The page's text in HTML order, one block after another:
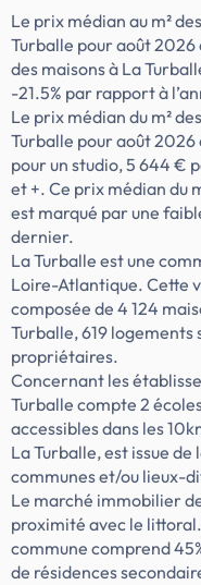
village de
fin, port animé
généreux
luminosité et
deux pas des
écoles.Optez
l'année entre
cadre de vie
projet- Des
généreuses-
les logements-
:- Un
de la […] Voir
neuf >>
Le prix médian au m²
Turballe pour août 2026
des maisons à La
-21.5% par rapport à
Le prix médian du m²
Turballe pour août 2026
pour un studio, 5 644 €
et +. Ce prix médian du
est marqué par une
dernier.
La Turballe est une
Loire-Atlantique. Cette
composée de 4 124
Turballe, 619 logements
propriétaires.
Concernant les
Turballe compte 2
accessibles dans les
La Turballe, est issue
communes et/ou lieux-
Le marché immobilier
proximité avec le
commune comprend
de résidences